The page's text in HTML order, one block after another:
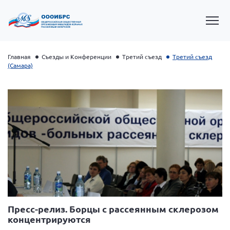
Президент Власов Я.В.
Первый вице-президент Кичигина Н. Ф.
Вице-президент Зрячева Н.В.
Главная Съезды и Конференции Третий съезд
Третий съезд
(Самара)
Пресс-релиз. Борцы с рассеянным склерозом
концентрируются